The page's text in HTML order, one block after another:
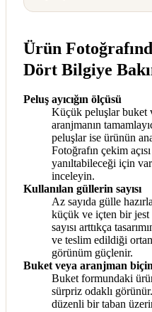
Ürün
Dört Bilgiye
Peluş ayıcığın ölçüsü
Küçük peluşlar buket
aranjmanın
peluşlar ise ürünün
Fotoğrafın çekim
yanıltabileceği için
inceleyin.
Kullanılan güllerin sayısı
Az sayıda gülle
küçük ve içten bir
sayısı arttıkça
ve teslim edildiği
görünüm güçlenir.
Buket veya aranjman
Buket formundaki
sürpriz odaklı
düzenli bir taban